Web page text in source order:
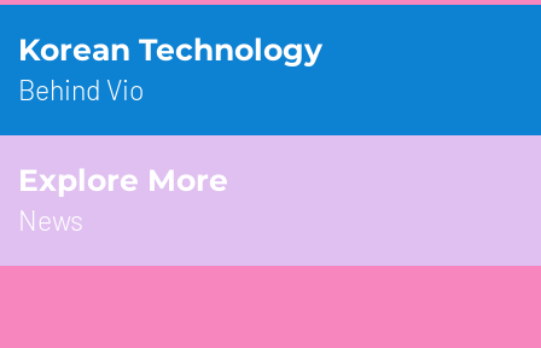
Korean Technology
Behind Vio
Explore More
News